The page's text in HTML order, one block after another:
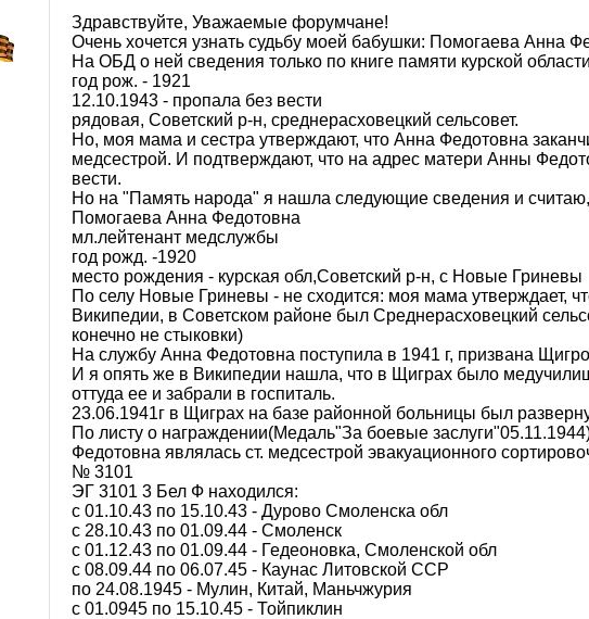
Здравствуйте, Уважаемые форумчане!
Очень хочется узнать судьбу моей бабушки: Помогаева Анна
На ОБД о ней сведения только по книге памяти курской
год рож. - 1921
12.10.1943 - пропала без вести
рядовая, Советский р-н, среднерасховецкий сельсовет.
Но, моя мама и сестра утверждают, что Анна Федотовна
медсестрой. И подтверждают, что на адрес матери Анны
вести.
Но на "Память народа" я нашла следующие сведения и
Помогаева Анна Федотовна
мл.лейтенант медслужбы
год рожд. -1920
место рождения - курская обл,Советский р-н, с Новые Гриневы
По селу Новые Гриневы - не сходится: моя мама утверждает,
Википедии, в Советском районе был Среднерасховецкий
конечно не стыковки)
На службу Анна Федотовна поступила в 1941 г, призвана
И я опять же в Википедии нашла, что в Щиграх было
оттуда ее и забрали в госпиталь.
23.06.1941г в Щиграх на базе районной больницы был
По листу о награждении(Медаль"За боевые
Федотовна являлась ст. медсестрой эвакуационного
№ 3101
ЭГ 3101 3 Бел Ф находился:
с 01.10.43 по 15.10.43 - Дурово Смоленска обл
с 28.10.43 по 01.09.44 - Смоленск
с 01.12.43 по 01.09.44 - Гедеоновка, Смоленской обл
с 08.09.44 по 06.07.45 - Каунас Литовской ССР
по 24.08.1945 - Мулин, Китай, Маньчжурия
с 01.0945 по 15.10.45 - Тойпиклин